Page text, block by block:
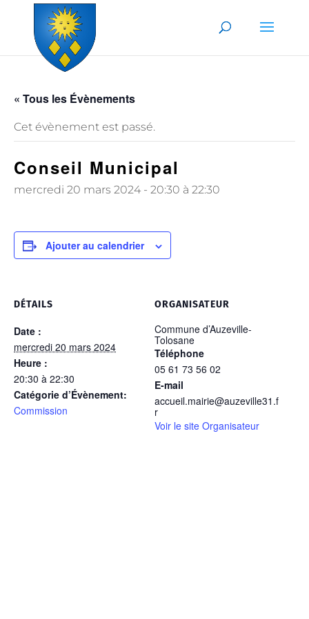
Skip to content
« Tous les Évènements
Cet évènement est passé.
Conseil Municipal
mercredi 20 mars 2024 - 20:30 à 22:30
Ajouter au calendrier
DÉTAILS
Date :
mercredi 20 mars 2024
Heure :
20:30 à 22:30
Catégorie d’Évènement:
Commission
ORGANISATEUR
Commune d’Auzeville-
Tolosane
Téléphone
05 61 73 56 02
E-mail
accueil.mairie@auzeville31.f
r
Voir le site Organisateur